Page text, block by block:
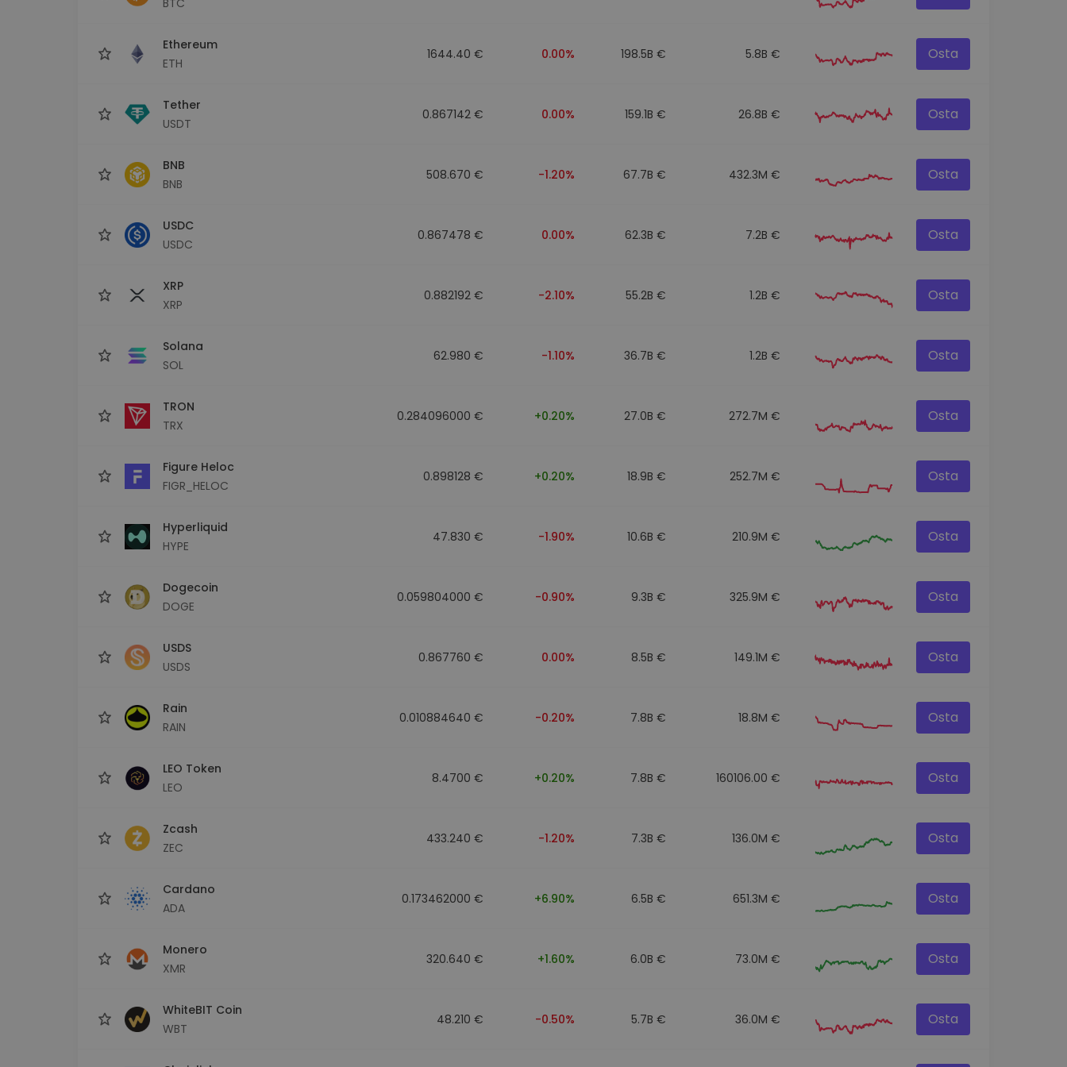
Ethereum
ETH
1644.40 € 0.00% 198.5B € 5.8B € Osta
Tether
USDT
0.867142 € 0.00% 159.1B € 26.8B € Osta
BNB
BNB
508.670 € -1.20% 67.7B € 432.3M € Osta
USDC
USDC
0.867478 € 0.00% 62.3B € 7.2B € Osta
XRP
XRP
0.882192 € -2.10% 55.2B € 1.2B € Osta
Solana
SOL
62.980 € -1.10% 36.7B € 1.2B € Osta
TRON
TRX
0.284096000 € +0.20% 27.0B € 272.7M € Osta
Figure Heloc
FIGR_HELOC
0.898128 € +0.20% 18.9B € 252.7M € Osta
Hyperliquid
HYPE
47.830 € -1.90% 10.6B € 210.9M € Osta
Dogecoin
DOGE
0.059804000 € -0.90% 9.3B € 325.9M € Osta
USDS
USDS
0.867760 € 0.00% 8.5B € 149.1M € Osta
Rain
RAIN
0.010884640 € -0.20% 7.8B € 18.8M € Osta
LEO Token
LEO
8.4700 € +0.20% 7.8B € 160106.00 € Osta
Zcash
ZEC
433.240 € -1.20% 7.3B € 136.0M € Osta
Cardano
ADA
0.173462000 € +6.90% 6.5B € 651.3M € Osta
Monero
XMR
320.640 € +1.60% 6.0B € 73.0M € Osta
WhiteBIT Coin
WBT
48.210 € -0.50% 5.7B € 36.0M € Osta